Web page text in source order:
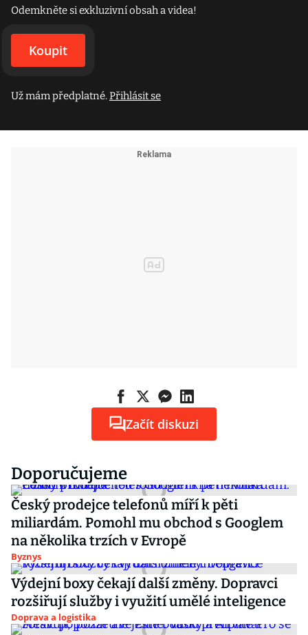
Odemkněte si exkluzivní obsah a videa!
Koupit
Už mám předplatné.Přihlásit se
Začít diskuzi
Doporučujeme
Český prodejce telefonů míří k pěti
miliardám. Pomohl mu obchod s Googlem
na několika trzích v Evropě
Byznys
Výdejní boxy čekají další změny. Dopravci
rozšiřují služby i využití umělé inteligence
Doprava a logistika